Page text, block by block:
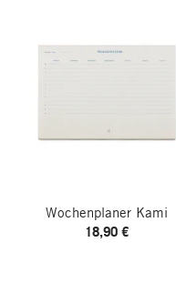
Wochenplaner Kami
18,90 €